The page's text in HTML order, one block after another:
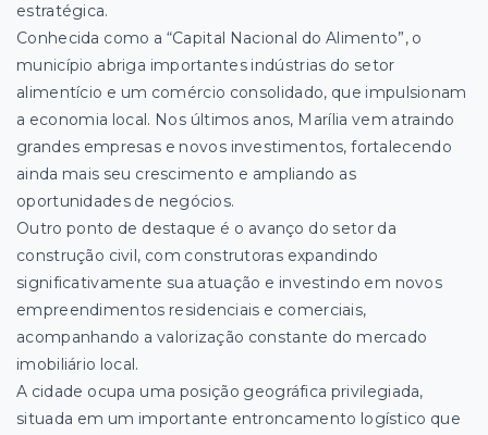
estratégica.
Conhecida como a “Capital Nacional do Alimento”, o
município abriga importantes indústrias do setor
alimentício e um comércio consolidado, que impulsionam
a economia local. Nos últimos anos, Marília vem atraindo
grandes empresas e novos investimentos, fortalecendo
ainda mais seu crescimento e ampliando as
oportunidades de negócios.
Outro ponto de destaque é o avanço do setor da
construção civil, com construtoras expandindo
significativamente sua atuação e investindo em novos
empreendimentos residenciais e comerciais,
acompanhando a valorização constante do mercado
imobiliário local.
A cidade ocupa uma posição geográfica privilegiada,
situada em um importante entroncamento logístico que